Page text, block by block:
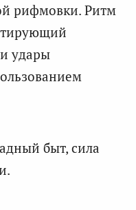
рифмовки. Ритм
удары
быт, сила